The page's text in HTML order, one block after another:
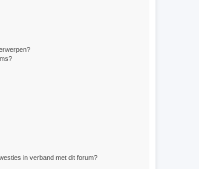
in verband met dit forum?